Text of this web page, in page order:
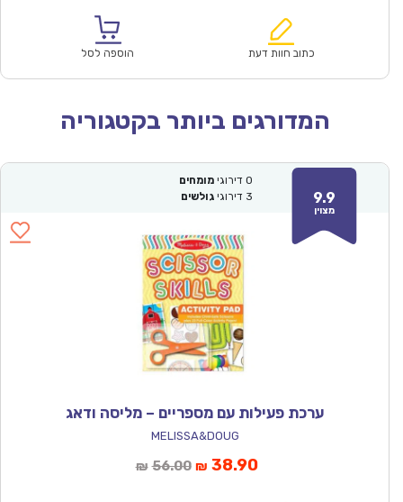
₪150.00.
הוא:
כתוב חוות דעת הוספה לסל
המדורגים ביותר בקטגוריה
9.9
מצוין
0 דירוגי מומחים
3 דירוגי גולשים
ערכת פעילות עם מספריים – מליסה ודאג
MELISSA&DOUG
₪ 56.00המחיר
₪ 38.90המחיר